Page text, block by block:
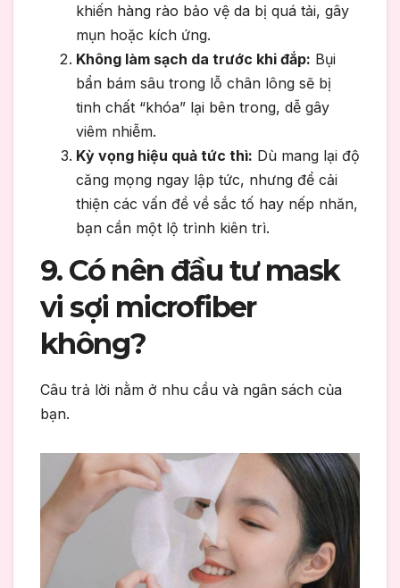
khiến hàng rào bảo vệ da bị quá tải, gây
mụn hoặc kích ứng.
Không làm sạch da trước khi đắp: Bụi
bẩn bám sâu trong lỗ chân lông sẽ bị
tinh chất “khóa” lại bên trong, dễ gây
viêm nhiễm.
Kỳ vọng hiệu quả tức thì: Dù mang lại độ
căng mọng ngay lập tức, nhưng để cải
thiện các vấn đề về sắc tố hay nếp nhăn,
bạn cần một lộ trình kiên trì.
9. Có nên đầu tư mask
vi sợi microfiber
không?
Câu trả lời nằm ở nhu cầu và ngân sách của
bạn.